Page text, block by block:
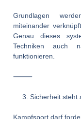
Grundlagen
miteinander
Genau dieses
Techniken auch
funktionieren.
⸻
Sicherheit steht
Kampfsport darf